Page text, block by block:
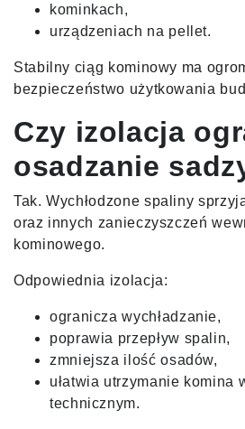
kominkach,
urządzeniach na pellet.
Stabilny ciąg kominowy ma
bezpieczeństwo użytkowania
Czy izolacja
osadzanie
Tak. Wychłodzone spaliny
oraz innych zanieczyszczeń
kominowego.
Odpowiednia izolacja:
ogranicza wychładzanie,
poprawia przepływ spalin,
zmniejsza ilość osadów,
ułatwia utrzymanie komina
technicznym.